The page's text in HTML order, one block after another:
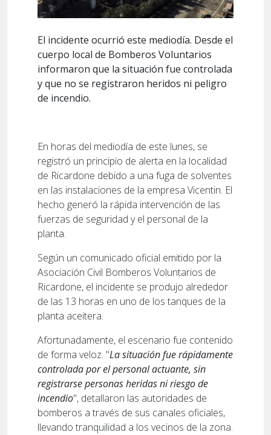
El incidente ocurrió este mediodía. Desde el
cuerpo local de Bomberos Voluntarios
informaron que la situación fue controlada
y que no se registraron heridos ni peligro
de incendio.
En horas del mediodía de este lunes, se
registró un principio de alerta en la localidad
de Ricardone debido a una fuga de solventes
en las instalaciones de la empresa Vicentin. El
hecho generó la rápida intervención de las
fuerzas de seguridad y el personal de la
planta.
Según un comunicado oficial emitido por la
Asociación Civil Bomberos Voluntarios de
Ricardone, el incidente se produjo alrededor
de las 13 horas en uno de los tanques de la
planta aceitera.
Afortunadamente, el escenario fue contenido
de forma veloz. "La situación fue rápidamente
controlada por el personal actuante, sin
registrarse personas heridas ni riesgo de
incendio", detallaron las autoridades de
bomberos a través de sus canales oficiales,
llevando tranquilidad a los vecinos de la zona.